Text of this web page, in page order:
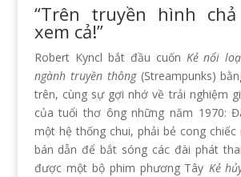
“Trên truyền hình
xem cả!”
Robert Kyncl bắt đầu cuốn Kẻ nổi
ngành truyền thông(Streampunks)
trên, cùng sự gợi nhớ về trải nghiệm
của tuổi thơ ông những năm 1970:
một hệ thống chui, phải bẻ cong chiếc
bán dẫn để bắt sóng các đài phát
được một bộ phim phương Tây Kẻ